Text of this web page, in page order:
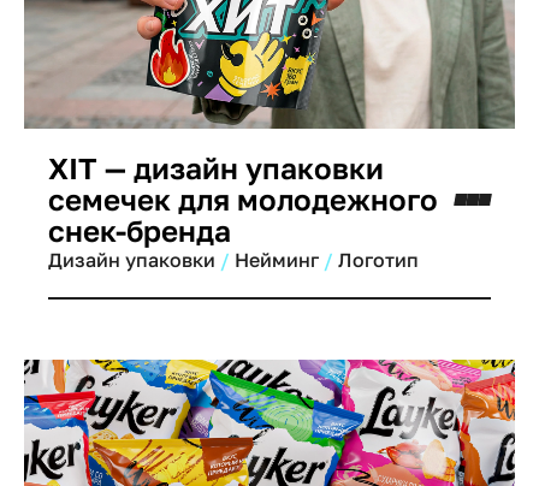
XIT — дизайн упаковки
семечек для молодежного
снек-бренда
Дизайн упаковки Нейминг Логотип